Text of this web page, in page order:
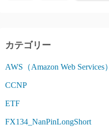
カテゴリー
AWS（Amazon Web Services）
CCNP
ETF
FX134_NanPinLongShort